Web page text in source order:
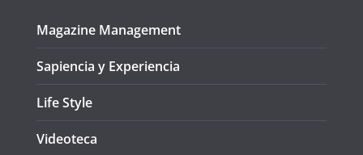
Magazine Management
Sapiencia y Experiencia
Life Style
Videoteca